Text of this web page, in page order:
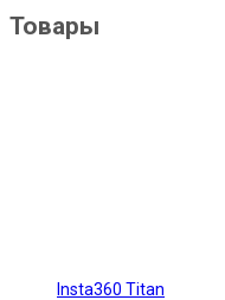
Товары
Insta360 Titan